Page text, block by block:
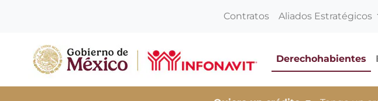
Contratos Aliados Estratégicos
Derechohabientes